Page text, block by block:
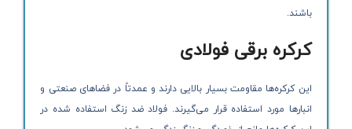
باشند.
کرکره‌ برقی فولادی
این کرکره‌ها مقاومت بسیار بالایی دارند و عمدتاً در فضاهای صنعتی و
انبارها مورد استفاده قرار می‌گیرند. فولاد ضد زنگ استفاده شده در